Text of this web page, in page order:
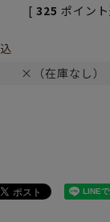
[ 325 ポイン
×（在庫なし）